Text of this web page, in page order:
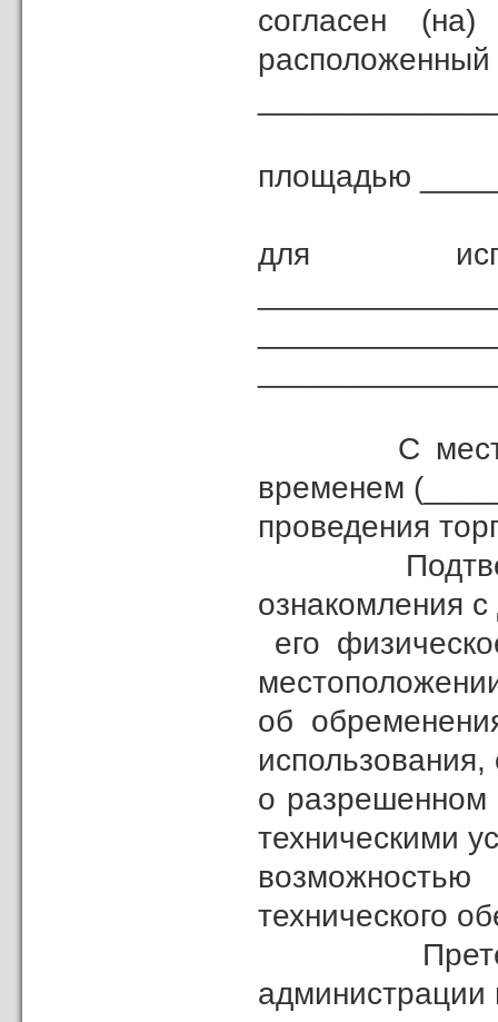
согласен
площадью
для
С местом,
временем
проведения
ознакомления
его
об
о разрешенном
техническими
технического
Претензий
администрации